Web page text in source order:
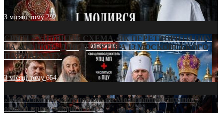
3 місяці тому292
СВЯТІ УХИЛЯНТИ: СХЕМА, ЯК ПЕРЕТВОРИТИ ПЦУ
НА «ОФШОР» ДЛЯ ДЕЗЕРТИРА ІЗ МОСКОВСЬКОГО
ПАТРІАРХАТУ
3 місяці тому654
«Кейс Тихона» у Тернополі: як Молитовний сніданок
оголив кризу довіри в ПЦУ